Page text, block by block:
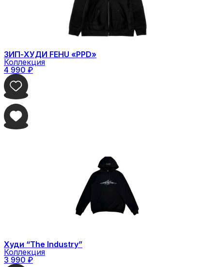
ЗИП-ХУДИ FEHU «PPD»
Коллекция
4 990 ₽
Худи “The Industry”
Коллекция
3 990 ₽